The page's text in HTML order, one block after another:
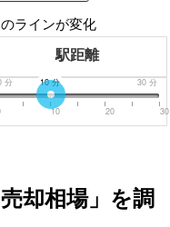
ラインが変化
駅距離
分 30 分
10分
10 20 30
却相場」を調